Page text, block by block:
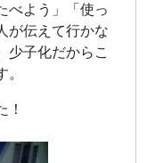
べよう」「使っ
が伝えて行かな
少子化だからこ
！